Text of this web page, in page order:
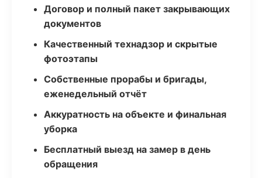
Договор и полный пакет закрывающих
документов
Качественный технадзор и скрытые
фотоэтапы
Собственные прорабы и бригады,
еженедельный отчёт
Аккуратность на объекте и финальная
уборка
Бесплатный выезд на замер в день
обращения